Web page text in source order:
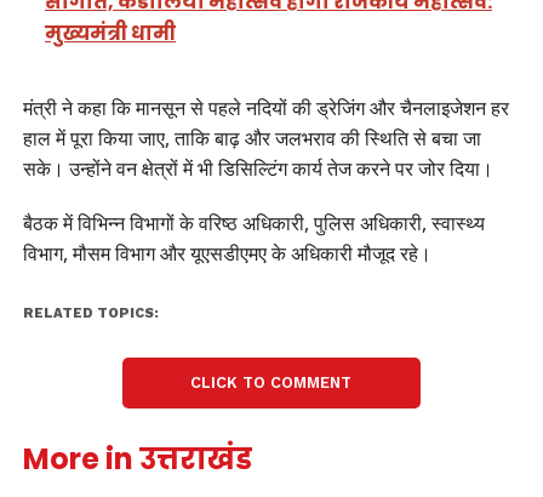
मुख्यमंत्री धामी
मंत्री ने कहा कि मानसून से पहले नदियों की ड्रेजिंग और चैनलाइजेशन हर
हाल में पूरा किया जाए, ताकि बाढ़ और जलभराव की स्थिति से बचा जा
सके। उन्होंने वन क्षेत्रों में भी डिसिल्टिंग कार्य तेज करने पर जोर दिया।
बैठक में विभिन्न विभागों के वरिष्ठ अधिकारी, पुलिस अधिकारी, स्वास्थ्य
विभाग, मौसम विभाग और यूएसडीएमए के अधिकारी मौजूद रहे।
RELATED TOPICS:
CLICK TO COMMENT
More in उत्तराखंड